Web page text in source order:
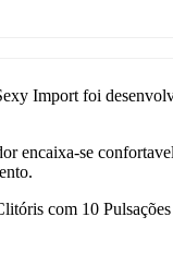
Import foi
encaixa-se
com 10